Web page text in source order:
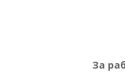
За